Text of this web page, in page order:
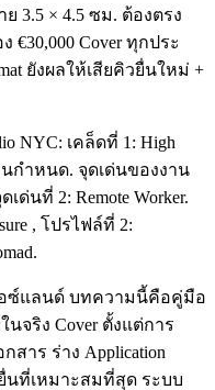
3.5 × 4.5 ซม. ต้องตรง
€30,000 Cover ทุกประ
ยังผลให้เสียคิวยื่นใหม่ +
NYC: เคล็ดที่ 1: High
นกำหนด. จุดเด่นของงาน
ด่นที่ 2: Remote Worker.
, โปรไฟล์ที่ 2:
ซ์แลนด์ บทความนี้คือคู่มือ
นจริง Cover ตั้งแต่การ
าร ร่าง Application
นที่เหมาะสมที่สุด ระบบ